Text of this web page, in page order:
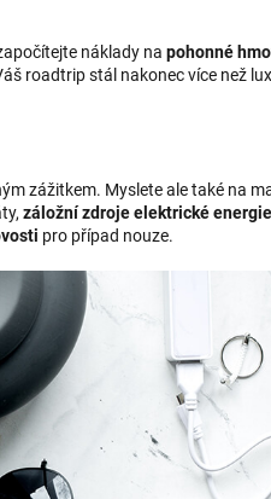
náklady na pohonné
roadtrip stál nakonec více než
zážitkem. Myslete ale také na
záložní zdroje elektrické energie
pro případ nouze.